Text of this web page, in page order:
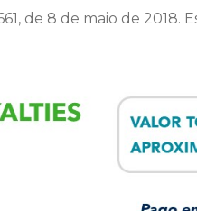
de 8 de maio de